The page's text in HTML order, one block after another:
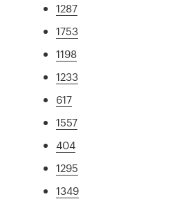
1287
1753
1198
1233
617
1557
404
1295
1349